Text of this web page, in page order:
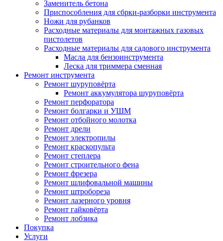
Заменитель бетона
Приспособления для сбрки-разборки инструмента
Ножи для рубанков
Расходные материалы для монтажных газовых
пистолетов
Расходные материалы для садового инструмента
Масла для бензоинструмента
Леска для триммера сменная
Ремонт инструмента
Ремонт шуруповёрта
Ремонт аккумулятора шуруповёрта
Ремонт перфоратора
Ремонт болгарки и УШМ
Ремонт отбойного молотка
Ремонт дрели
Ремонт электропилы
Ремонт краскопульта
Ремонт степлера
Ремонт строительного фена
Ремонт фрезера
Ремонт шлифовальной машины
Ремонт штробореза
Ремонт лазерного уровня
Ремонт гайковёрта
Ремонт лобзика
Покупка
Услуги